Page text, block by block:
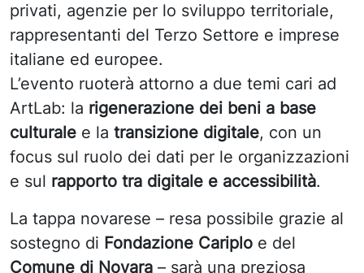
privati, agenzie per lo sviluppo territoriale,
rappresentanti del Terzo Settore e imprese
italiane ed europee.
L’evento ruoterà attorno a due temi cari ad
ArtLab: la rigenerazione dei beni a base
culturale e la transizione digitale, con un
focus sul ruolo dei dati per le organizzazioni
e sul rapporto tra digitale e accessibilità.
La tappa novarese – resa possibile grazie al
sostegno di Fondazione Cariplo e del
Comune di Novara – sarà una preziosa